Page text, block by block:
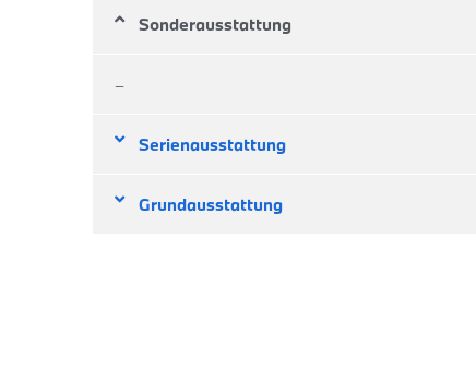
Sonderausstattung
–
Serienausstattung
Grundausstattung